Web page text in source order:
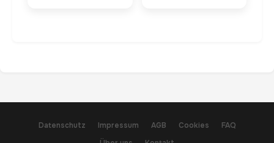
Datenschutz Impressum AGB Cookies
FAQ